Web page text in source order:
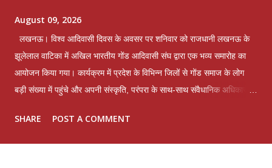
August 09, 2026
लखनऊ। विश्व आदिवासी दिवस के अवसर पर शनिवार को राजधानी लखनऊ के
झूलेलाल वाटिका में अखिल भारतीय गोंड आदिवासी संघ द्वारा एक भव्य समारोह का
आयोजन किया गया। कार्यक्रम में प्रदेश के विभिन्न जिलों से गोंड समाज के लोग
बड़ी संख्या में पहुंचे और अपनी संस्कृति, परंपरा के साथ-साथ संवैधानिक अधिकारों
सरकार के नाम एक स्मारक पत्र तैयार कर उसे शासन को प्रेषित करने की घोषणा
SHARE POST A COMMENT